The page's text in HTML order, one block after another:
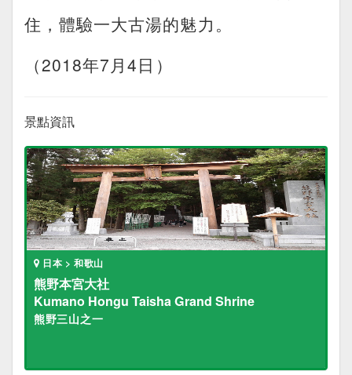
住，體驗一大古湯的魅力。
（2018年7月4日）
景點資訊
日本 > 和歌山
熊野本宮大社
Kumano Hongu Taisha Grand Shrine
熊野三山之一